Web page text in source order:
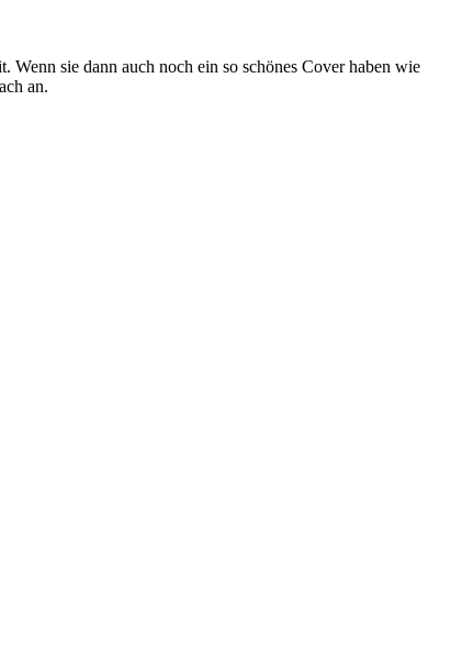
sie dann auch noch ein so schönes Cover haben wie
an.